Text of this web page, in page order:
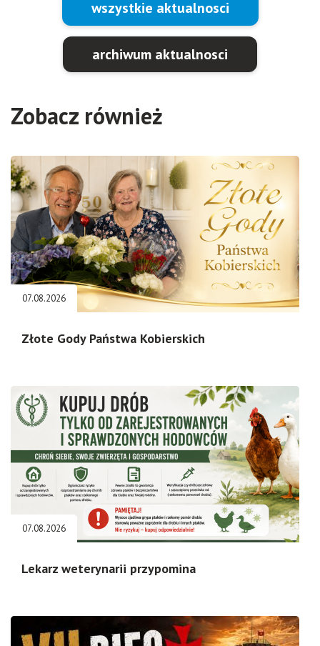
wszystkie aktualnosci
archiwum aktualnosci
Zobacz również
07.08.2026
Złote Gody Państwa Kobierskich
07.08.2026
Lekarz weterynarii przypomina